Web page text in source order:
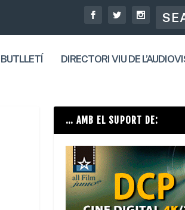
DIRECTORI VIU DE
… AMB EL SUPORT DE: